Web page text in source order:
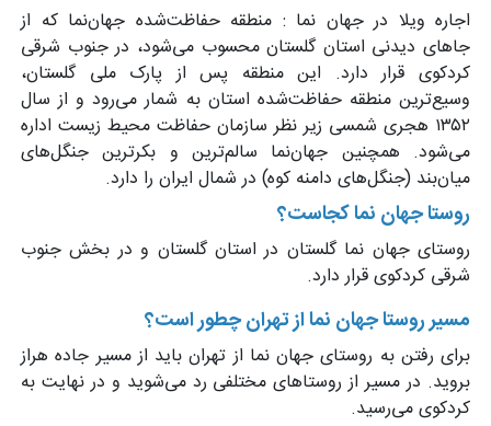
اجاره ویلا در جهان نما : منطقه حفاظت‌شده جهان‌نما که از
جاهای دیدنی استان گلستان محسوب می‌شود، در جنوب شرقی
کردکوی قرار دارد. این منطقه پس از پارک ملی گلستان،
وسیع‌ترین منطقه حفاظت‌شده استان به‌ شمار می‌رود و از سال
۱۳۵۲ هجری شمسی زیر نظر سازمان حفاظت محیط زیست اداره
می‌شود. همچنین جهان‌نما سالم‌ترین و بکرترین جنگل‌های
میان‌بند (جنگل‌های دامنه کوه) در شمال ایران را دارد.
روستا جهان نما کجاست؟
روستای جهان نما گلستان در استان گلستان و در بخش جنوب
شرقی کردکوی قرار دارد.
مسیر روستا جهان نما از تهران چطور است؟
برای رفتن به روستای جهان نما از تهران باید از مسیر جاده هراز
بروید. در مسیر از روستاهای مختلفی رد می‌شوید و در نهایت به
کردکوی می‌رسید.